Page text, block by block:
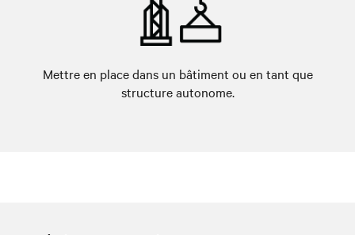
Mettre en place dans un bâtiment ou en tant que
structure autonome.